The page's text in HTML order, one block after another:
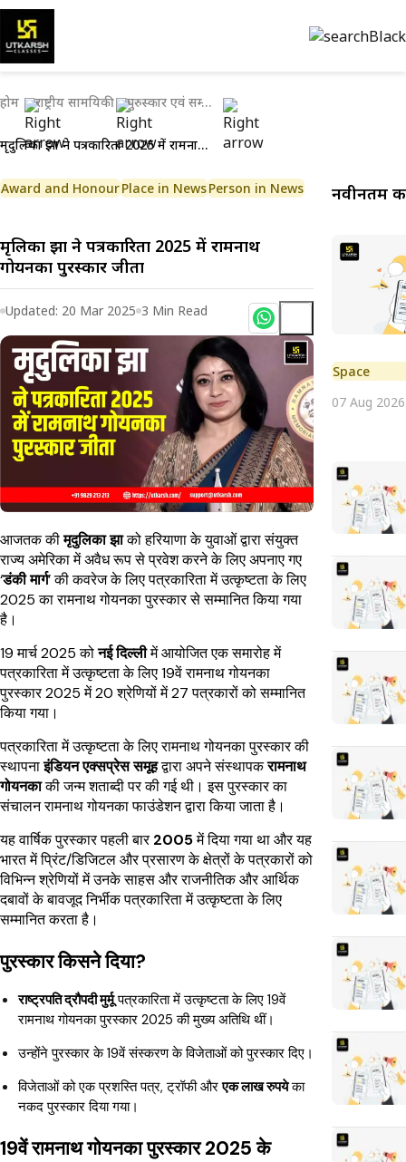
होम राष्ट्रीय सामयिकी पुरुस्कार एवं सम्मान
मृदुलिका झा ने पत्रकारिता 2025 में रामनाथ गोयनका पुरस्कार जीता
Award and HonourPlace in NewsPerson in News
मृदुलिका झा ने पत्रकारिता 2025 में रामनाथ
गोयनका पुरस्कार जीता
Updated: 20 Mar 2025 3 Min Read
आजतक कीमृदुलिका झाको हरियाणा के युवाओं द्वारा संयुक्त
राज्य अमेरिका में अवैध रूप से प्रवेश करने के लिए अपनाए गए
‘डंकी मार्ग’ की कवरेज के लिए पत्रकारिता में उत्कृष्टता के लिए
2025 का रामनाथ गोयनका पुरस्कार से सम्मानित किया गया
है।
19 मार्च 2025 कोनई दिल्लीमें आयोजित एक समारोह में
पत्रकारिता में उत्कृष्टता के लिए 19वें रामनाथ गोयनका
पुरस्कार 2025 में 20 श्रेणियों में 27 पत्रकारों को सम्मानित
किया गया।
पत्रकारिता में उत्कृष्टता के लिए रामनाथ गोयनका पुरस्कार की
स्थापनाइंडियन एक्सप्रेस समूहद्वारा अपने संस्थापकरामनाथ
गोयनकाकी जन्म शताब्दी पर की गई थी। इस पुरस्कार का
संचालन रामनाथ गोयनका फाउंडेशन द्वारा किया जाता है।
यह वार्षिक पुरस्कार पहली बार2005में दिया गया था और यह
भारत में प्रिंट/डिजिटल और प्रसारण के क्षेत्रों के पत्रकारों को
विभिन्न श्रेणियों में उनके साहस और राजनीतिक और आर्थिक
दबावों के बावजूद निर्भीक पत्रकारिता में उत्कृष्टता के लिए
सम्मानित करता है।
पुरस्कार किसने दिया?
राष्ट्रपति द्रौपदी मुर्मूपत्रकारिता में उत्कृष्टता के लिए 19वें
रामनाथ गोयनका पुरस्कार 2025 की मुख्य अतिथि थीं।
उन्होंने पुरस्कार के 19वें संस्करण के विजेताओं को पुरस्कार दिए।
विजेताओं को एक प्रशस्ति पत्र, ट्रॉफी औरएक लाख रुपयेका
नकद पुरस्कार दिया गया।
19वें रामनाथ गोयनका पुरस्कार 2025 के
नवीनतम
Space
07 Aug 2026